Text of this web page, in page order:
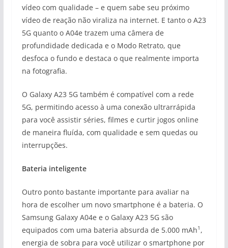
vídeo com qualidade – e quem sabe seu próximo
vídeo de reação não viraliza na internet. E tanto o A23
5G quanto o A04e trazem uma câmera de
profundidade dedicada e o Modo Retrato, que
desfoca o fundo e destaca o que realmente importa
na fotografia.
O Galaxy A23 5G também é compatível com a rede
5G, permitindo acesso à uma conexão ultrarrápida
para você assistir séries, filmes e curtir jogos online
de maneira fluída, com qualidade e sem quedas ou
interrupções.
Bateria inteligente
Outro ponto bastante importante para avaliar na
hora de escolher um novo smartphone é a bateria. O
Samsung Galaxy A04e e o Galaxy A23 5G são
equipados com uma bateria absurda de 5.000 mAh1 ,
energia de sobra para você utilizar o smartphone por